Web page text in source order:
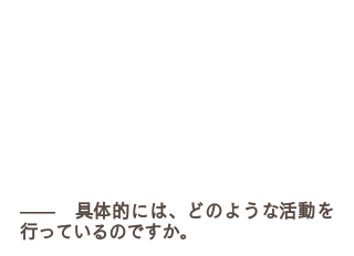
――　具体的には、どのような活動を
行っているのですか。